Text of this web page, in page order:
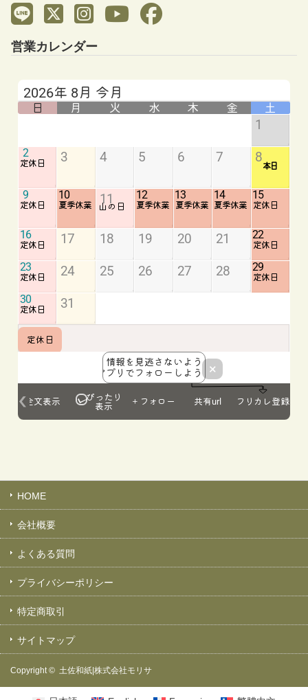
営業カレンダー
HOME
会社概要
よくある質問
プライバシーポリシー
特定商取引
サイトマップ
Copyright © 土佐和紙|株式会社モリサ